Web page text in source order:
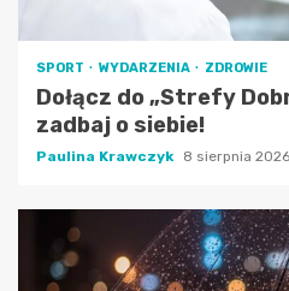
SPORT WYDARZENIA ZDROWIE
Dołącz do „Strefy
zadbaj o siebie!
Paulina Krawczyk 8 sierpnia 2026